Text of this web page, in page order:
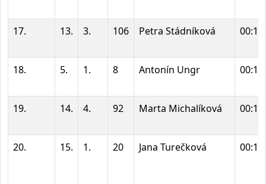
17. 13. 3. 106 Petra Stádníková
18. 5. 1. 8 Antonín Ungr
19. 14. 4. 92 Marta Michalíková
20. 15. 1. 20 Jana Turečková